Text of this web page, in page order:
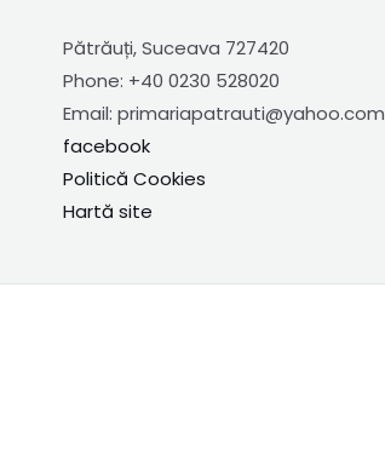
Pătrăuți, Suceava 727420
Phone: +40 0230 528020
Email: primariapatrauti@yahoo.com
facebook
Politică Cookies
Hartă site